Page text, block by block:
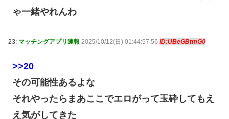
ゃ一緒やれんわ
23: マッチングアプリ速報 2025/10/12(日) 01:44:57.56 ID:UBeGBtmG0
>>20
その可能性あるよな
それやったらまあここでエロがって玉砕してもえ
え気がしてきた